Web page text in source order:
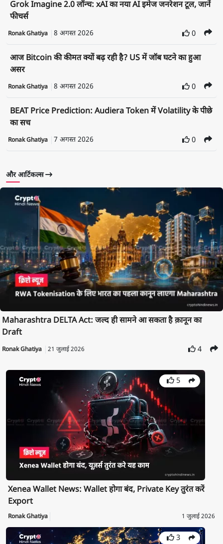
Grok Imagine 2.0 लॉन्च: xAI का नया AI इमेज जनरेशन टूल, जानें
फीचर्स
Ronak Ghatiya 8 अगस्त 2026 0
आज Bitcoin की कीमत क्यों बढ़ रही है? US में जॉब घटने का हुआ
असर
Ronak Ghatiya 8 अगस्त 2026 0
BEAT Price Prediction: Audiera Token में Volatility के पीछे
का सच
Ronak Ghatiya 7 अगस्त 2026 0
और आर्टिकल्स
Maharashtra DELTA Act: जल्द ही सामने आ सकता है क़ानून का
Draft
Ronak Ghatiya 21 जुलाई 2026 4
5
Xenea Wallet News: Wallet होगा बंद, Private Key तुरंत करें
Export
Ronak Ghatiya 1 जुलाई 2026
3